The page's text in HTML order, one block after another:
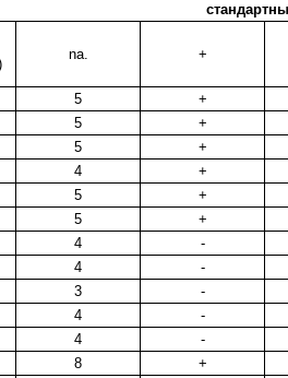
na. +
5 +
5 +
5 +
4 +
5 +
5 +
4 -
4 -
3 -
4 -
4 -
8 +